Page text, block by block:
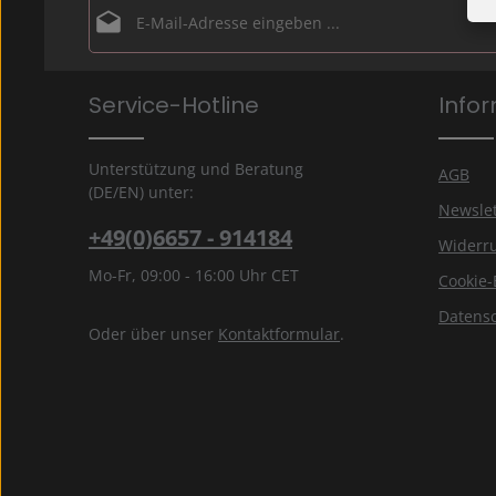
Ich habe dieDatenschutzbestimmungen
zur
Die mit einem Stern (*) markierten Felder sind
Service-Hotline
Unterstützung und Beratung
(DE/EN) unter:
+49(0)6657 - 914184
Mo-Fr, 09:00 - 16:00 Uhr CET
Oder über unser Kontaktformular.
AGB